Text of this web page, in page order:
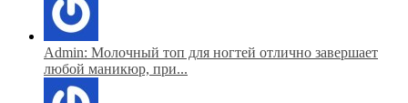
Admin: Молочный топ для ногтей отлично завершает
любой маникюр, при...